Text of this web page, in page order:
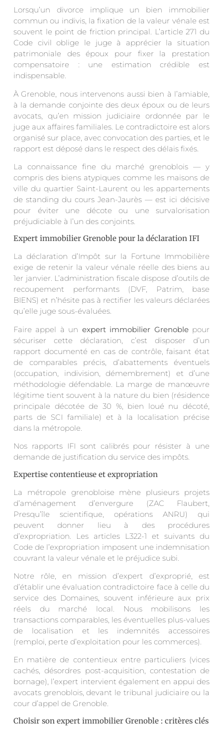
Lorsqu’un divorce implique un bien immobilier
commun ou indivis, la fixation de la valeur vénale est
souvent le point de friction principal. L’article 271 du
Code civil oblige le juge à apprécier la situation
patrimoniale des époux pour fixer la prestation
compensatoire : une estimation crédible est
indispensable.
À Grenoble, nous intervenons aussi bien à l’amiable,
à la demande conjointe des deux époux ou de leurs
avocats, qu’en mission judiciaire ordonnée par le
juge aux affaires familiales. Le contradictoire est alors
organisé sur place, avec convocation des parties, et le
rapport est déposé dans le respect des délais fixés.
La connaissance fine du marché grenoblois — y
compris des biens atypiques comme les maisons de
ville du quartier Saint-Laurent ou les appartements
de standing du cours Jean-Jaurès — est ici décisive
pour éviter une décote ou une survalorisation
préjudiciable à l’un des conjoints.
Expert immobilier Grenoble pour la déclaration IFI
La déclaration d’Impôt sur la Fortune Immobilière
exige de retenir la valeur vénale réelle des biens au
1er janvier. L’administration fiscale dispose d’outils de
recoupement performants (DVF, Patrim, base
BIENS) et n’hésite pas à rectifier les valeurs déclarées
qu’elle juge sous-évaluées.
Faire appel à un expert immobilier Grenoblepour
sécuriser cette déclaration, c’est disposer d’un
rapport documenté en cas de contrôle, faisant état
de comparables précis, d’abattements éventuels
(occupation, indivision, démembrement) et d’une
méthodologie défendable. La marge de manœuvre
légitime tient souvent à la nature du bien (résidence
principale décotée de 30 %, bien loué nu décoté,
parts de SCI familiale) et à la localisation précise
dans la métropole.
Nos rapports IFI sont calibrés pour résister à une
demande de justification du service des impôts.
Expertise contentieuse et expropriation
La métropole grenobloise mène plusieurs projets
d’aménagement d’envergure (ZAC Flaubert,
Presqu’île scientifique, opérations ANRU) qui
peuvent donner lieu à des procédures
d’expropriation. Les articles L322-1 et suivants du
Code de l’expropriation imposent une indemnisation
couvrant la valeur vénale et le préjudice subi.
Notre rôle, en mission d’expert d’exproprié, est
d’établir une évaluation contradictoire face à celle du
service des Domaines, souvent inférieure aux prix
réels du marché local. Nous mobilisons les
transactions comparables, les éventuelles plus-values
de localisation et les indemnités accessoires
(remploi, perte d’exploitation pour les commerces).
En matière de contentieux entre particuliers (vices
cachés, désordres post-acquisition, contestation de
bornage), l’expert intervient également en appui des
avocats grenoblois, devant le tribunal judiciaire ou la
cour d’appel de Grenoble.
Choisir son expert immobilier Grenoble : critères clés